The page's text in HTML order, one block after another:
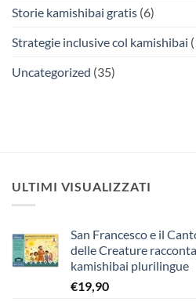
Storie kamishibai gratis (6)
Strategie inclusive col kamishibai
Uncategorized (35)
ULTIMI VISUALIZZATI
San Francesco e il
delle Creature
kamishibai plurilingue
€19,90